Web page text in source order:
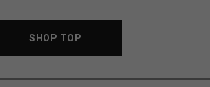
SHOP TOP